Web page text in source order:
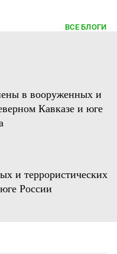
ВСЕ БЛОГИ
в вооруженных и
Кавказе и юге
и террористических
России